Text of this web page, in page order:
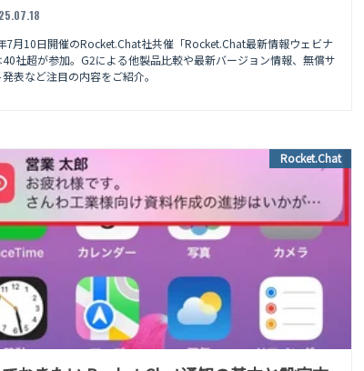
7月10日開催のRocket.Chat社共催「Rocket.Chat最新情報ウェビナ
40社超が参加。G2による他製品比較や最新バージョン情報、無償サ
表など注目の内容をご紹介。
Rocket.Chat